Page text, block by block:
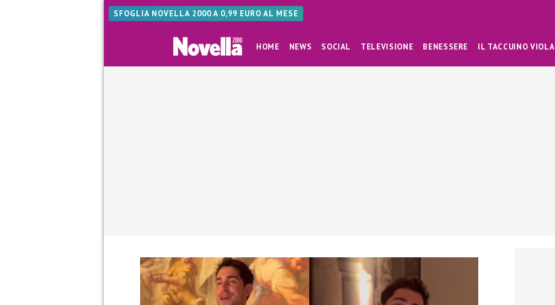
SFOGLIA NOVELLA 2000 A 0,99 EURO AL MESE
HOME NEWS SOCIAL TELEVISIONE BENESSERE IL TACCUINO VIOLA